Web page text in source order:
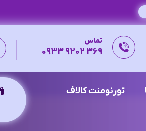
تماس
369 9202 0933
تورنومنت کالاف